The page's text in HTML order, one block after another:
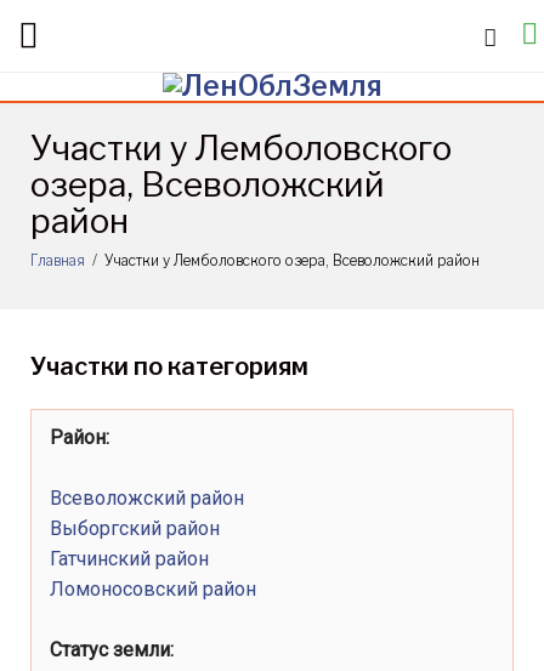
Участки у Лемболовского
озера, Всеволожский
район
Главная / Участки у Лемболовского озера, Всеволожский район
у
Лемболовского
озера,
Всеволожский
район
Участки по категориям
Район:
Всеволожский район
Выборгский район
Гатчинский район
Ломоносовский район
Статус земли: